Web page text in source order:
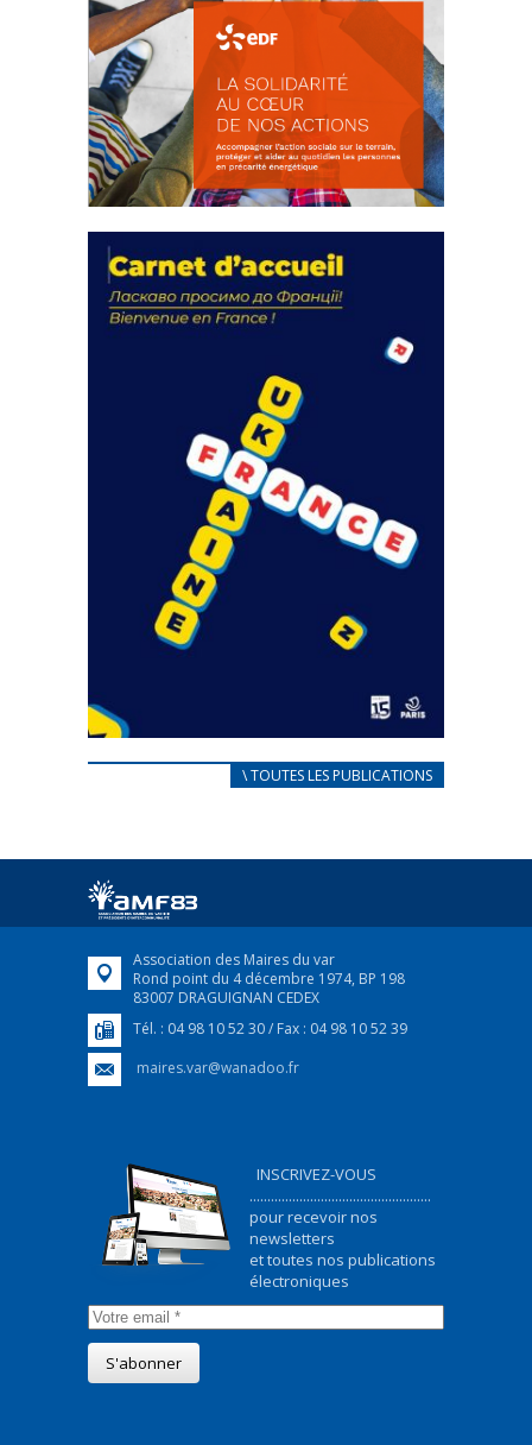
actions
18 septembre 2023
FEUILLETER
CARNET D’ACCUEIL
Afin d’accompagner au mieux les réfugiés
FEUILLETER
\ TOUTES LES PUBLICATIONS
Association des Maires du var
Rond point du 4 décembre 1974, BP 198
83007 DRAGUIGNAN CEDEX
Tél. : 04 98 10 52 30 / Fax : 04 98 10 52 39
maires.var@wanadoo.fr
INSCRIVEZ-VOUS
...................................................
pour recevoir nos
newsletters
et toutes nos publications
électroniques